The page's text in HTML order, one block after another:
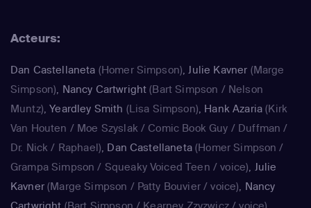
Acteurs:
Dan Castellaneta (Homer Simpson),Julie Kavner (Marge
Simpson), Nancy Cartwright (Bart Simpson / Nelson
Muntz),Yeardley Smith (Lisa Simpson), Hank Azaria (Kirk
Van Houten / Moe Szyslak / Comic Book Guy / Duffman /
Dr. Nick / Raphael), Dan Castellaneta(Homer Simpson /
Grampa Simpson / Squeaky Voiced Teen / voice), Julie
Kavner(Marge Simpson / Patty Bouvier / voice), Nancy